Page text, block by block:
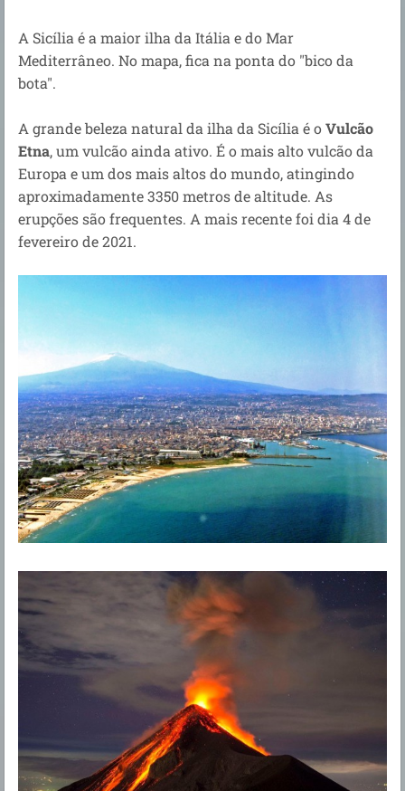
A Sicília éa maior ilha da Itália e do Mar
Mediterrâneo. No mapa, fica na ponta do "bico da
bota".
A grande beleza natural da ilha da Sicília é oVulcão
Etna, umvulcão ainda ativo. É o mais alto vulcão da
Europa e um dos mais altos do mundo, atingindo
aproximadamente 3350 metros de altitude. As
erupções são frequentes. A mais recente foi dia 4 de
fevereiro de 2021.